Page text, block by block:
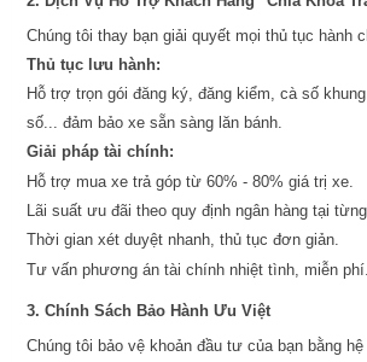
Chúng tôi thay bạn giải quyết mọi thủ tục hành
Thủ tục lưu hành:
Hỗ trợ trọn gói đăng ký, đăng kiểm, cà số
số... đảm bảo xe sẵn sàng lăn bánh.
Giải pháp tài chính:
Hỗ trợ mua xe trả góp từ 60% - 80% giá trị xe.
Lãi suất ưu đãi theo quy định ngân hàng tại
Thời gian xét duyệt nhanh, thủ tục đơn giản.
Tư vấn phương án tài chính nhiệt tình, miễn phí.
3. Chính Sách Bảo Hành Ưu Việt
Chúng tôi bảo vệ khoản đầu tư của bạn bằng